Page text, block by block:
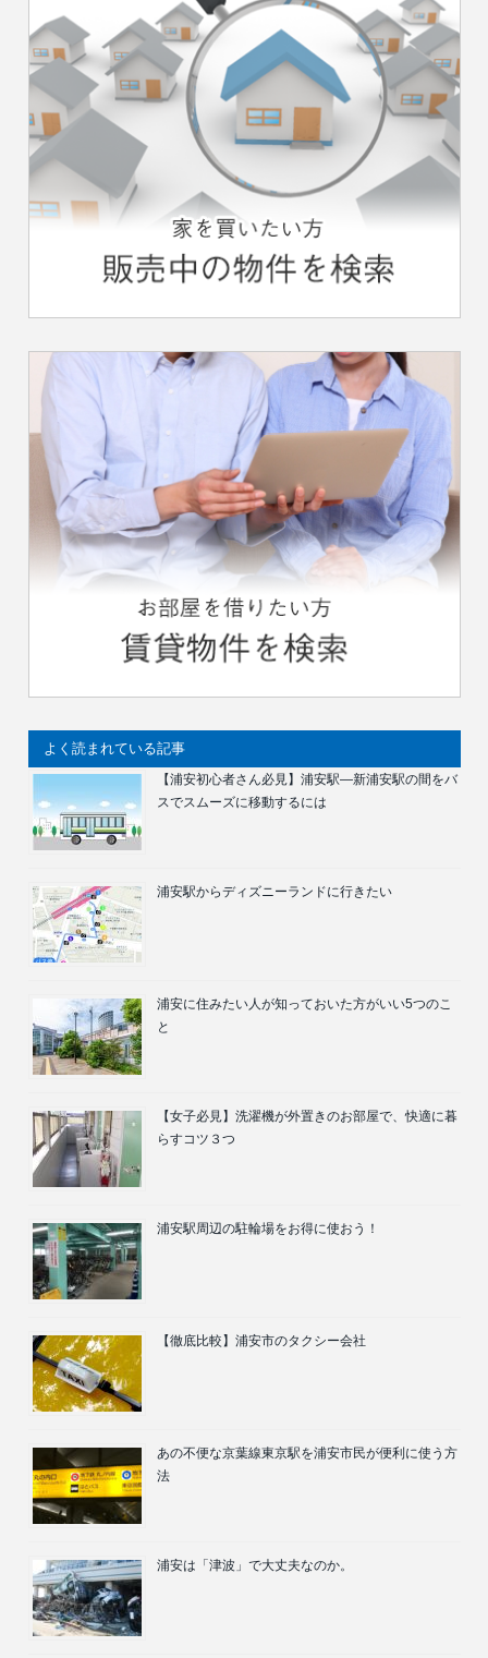
よく読まれている記事
【浦安初心者さん必見】浦安駅―新浦安駅の間をバ
スでスムーズに移動するには
浦安駅からディズニーランドに行きたい
浦安に住みたい人が知っておいた方がいい5つのこ
と
【女子必見】洗濯機が外置きのお部屋で、快適に暮
らすコツ３つ
浦安駅周辺の駐輪場をお得に使おう！
【徹底比較】浦安市のタクシー会社
あの不便な京葉線東京駅を浦安市民が便利に使う方
法
浦安は「津波」で大丈夫なのか。